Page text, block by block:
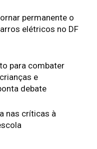
permanente o
elétricos no DF
para combater
e
debate
nas críticas à